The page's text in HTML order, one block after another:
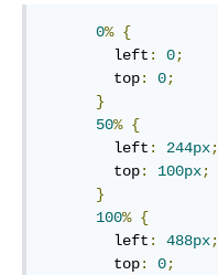
0% {
left : 0;
top: 0;
}
50% {
left : 244px;
top: 100px;
}
100% {
left : 488px;
top: 0;